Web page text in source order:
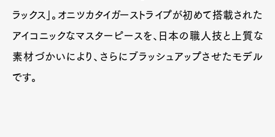
ラックス」。オニツカタイガーストライプが初めて搭載された
アイコニックなマスターピースを、日本の職人技と上質な
素材づかいにより、さらにブラッシュアップさせたモデル
です。